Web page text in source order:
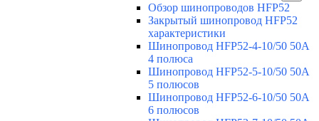
Обзор шинопроводов HFP52
Закрытый шинопровод HFP52
характеристики
Шинопровод HFP52-4-10/50 50A
4 полюса
Шинопровод HFP52-5-10/50 50А
5 полюсов
Шинопровод HFP52-6-10/50 50А
6 полюсов